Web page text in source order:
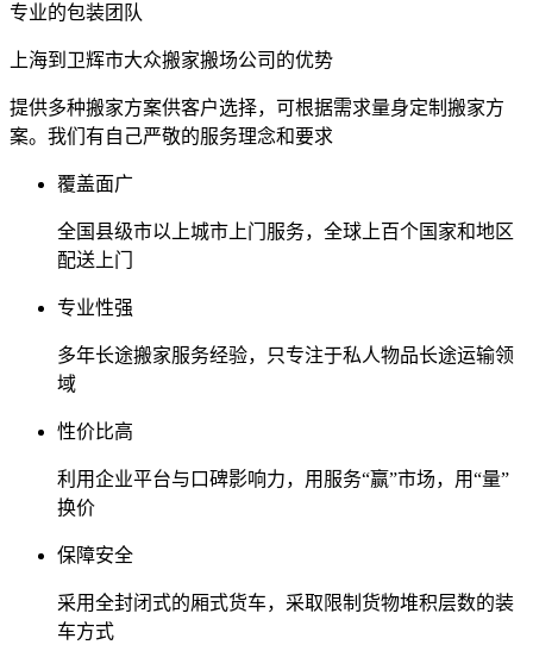
专业的包装团队
上海到卫辉市大众搬家搬场公司的优势
提供多种搬家方案供客户选择，可根据需求量身定制搬家方
案。我们有自己严敬的服务理念和要求
覆盖面广
全国县级市以上城市上门服务，全球上百个国家和地区
配送上门
专业性强
多年长途搬家服务经验，只专注于私人物品长途运输领
域
性价比高
利用企业平台与口碑影响力，用服务“赢”市场，用“量”
换价
保障安全
采用全封闭式的厢式货车，采取限制货物堆积层数的装
车方式